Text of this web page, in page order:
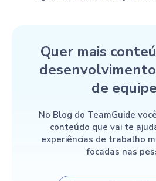
Quer mais
de
No Blog do TeamGuide
conteúdo que vai te
experiências de trabalho
focadas nas